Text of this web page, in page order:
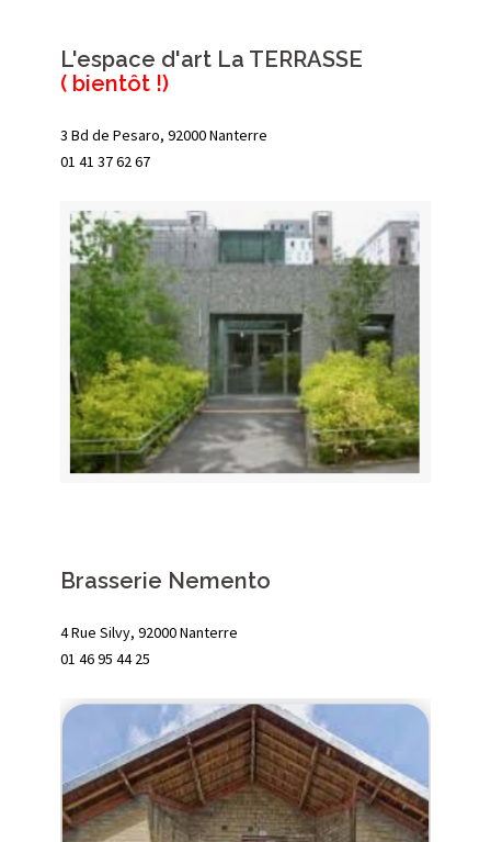
L'espace d'art La TERRASSE
( bientôt !)
3 Bd de Pesaro, 92000 Nanterre
01 41 37 62 67
Brasserie Nemento
4 Rue Silvy, 92000 Nanterre
01 46 95 44 25